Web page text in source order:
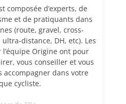
composée d’experts, de
et de pratiquants dans
(route, gravel, cross-
distance, DH, etc). Les
Origine ont pour
vous conseiller et vous
dans votre
cycliste.